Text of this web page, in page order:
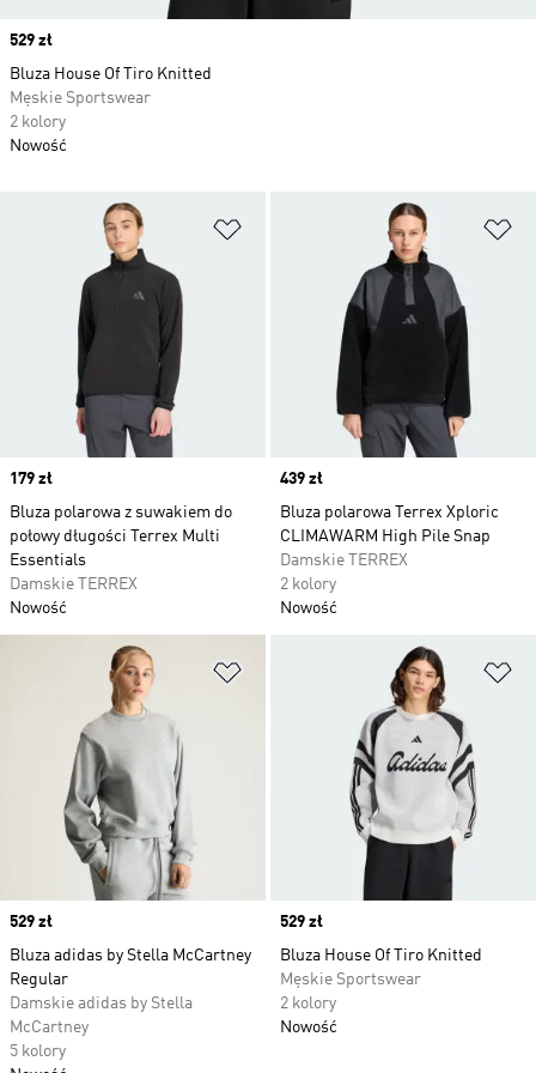
Dodaj do listy życzeń
Price
179 zł
Bluza polarowa z suwakiem do
połowy długości Terrex Multi
Essentials
Damskie TERREX
Nowość
Price
439 zł
Bluza polarowa Terrex Xploric
CLIMAWARM High Pile Snap
Damskie TERREX
2 kolory
Nowość
Dodaj do listy życzeń
Price
529 zł
Bluza adidas by Stella McCartney
Regular
Damskie adidas by Stella
McCartney
5 kolory
Price
529 zł
Bluza House Of Tiro Knitted
Męskie Sportswear
2 kolory
Nowość
Price
529 zł
Bluza House Of Tiro Knitted
Męskie Sportswear
2 kolory
Nowość